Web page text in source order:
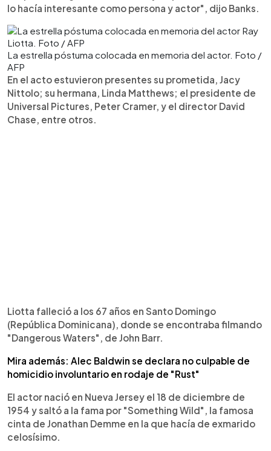
lo hacía interesante como persona y actor", dijo Banks.
La estrella póstuma colocada en memoria del actor. Foto /
AFP
En el acto estuvieron presentes su prometida, Jacy
Nittolo; su hermana, Linda Matthews; el presidente de
Universal Pictures, Peter Cramer, y el director David
Chase, entre otros.
Liotta falleció a los 67 años en Santo Domingo
(República Dominicana), donde se encontraba filmando
"Dangerous Waters", de John Barr.
Mira además: Alec Baldwin se declara no culpable de
homicidio involuntario en rodaje de "Rust"
El actor nació en Nueva Jersey el 18 de diciembre de
1954 y saltó a la fama por "Something Wild", la famosa
cinta de Jonathan Demme en la que hacía de exmarido
celosísimo.